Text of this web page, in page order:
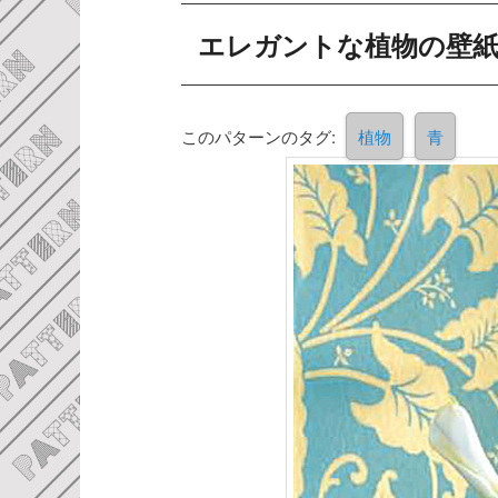
エレガントな植物の壁
このパターンのタグ: 植物 青